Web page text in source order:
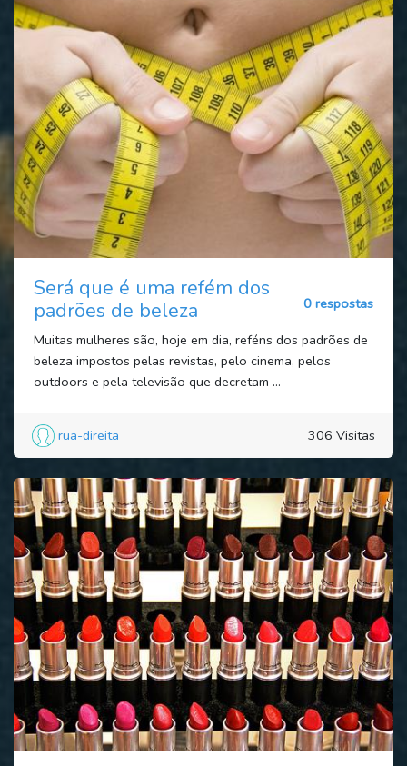
Será que é uma refém dos
padrões de beleza
0 respostas
Muitas mulheres são, hoje em dia, reféns dos padrões de
beleza impostos pelas revistas, pelo cinema, pelos
outdoors e pela televisão que decretam ...
rua-direita 306 Visitas